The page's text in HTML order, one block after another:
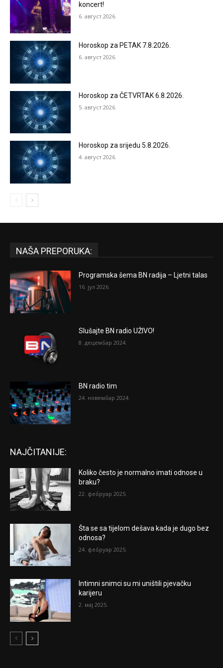
koncert!
6. август 2026.
Horoskop za PETAK 7.8.2026.
6. август 2026.
Horoskop za ČETVRTAK 6.8.2026.
5. август 2026.
Horoskop za srijedu 5.8.2026.
4. август 2026.
NAŠA PREPORUKA:
Programska šema BN radija – Ljetni talas
16. јул 2026.
Slušajte BN radio UŽIVO!
8. децембар 2024.
BN radio tim
24. новембар 2024.
NAJČITANIJE:
Koliko često je normalno imati odnose u
braku?
22. фебруар 2025.
Šta se sa tijelom dešava kada je dugo bez
odnosa?
24. фебруар 2025.
Intimni snimci su mi uništili pjevačku
karijeru
2. мај 2025.